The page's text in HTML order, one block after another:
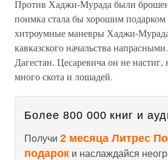
Против Хаджи-Мурада были
поимка стала бы хорошим
хитроумные маневры Хаджи-
кавказского начальства
Дагестан. Цесаревича он не настиг,
много скота и лошадей.
Более 800 000 книг и
Получи 2 месяца Литрес
подарок и наслаждайся